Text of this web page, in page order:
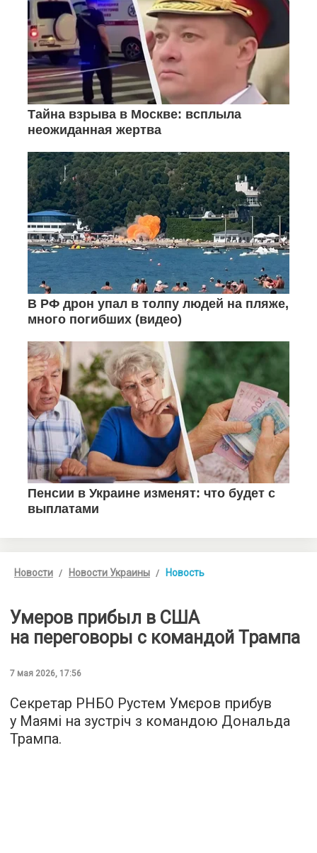
Новости Новости Украины Новость
Умеров прибыл в США
на переговоры с командой Трампа
7 мая 2026, 17:56
Секретар РНБО Рустем Умєров прибув
у Маямі на зустріч з командою Дональда
Трампа.